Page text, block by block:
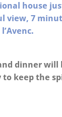
house
view, 7
dinner will
to keep the